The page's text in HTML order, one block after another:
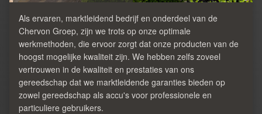
Als ervaren, marktleidend bedrijf en onderdeel van de
Chervon Groep, zijn we trots op onze optimale
werkmethoden, die ervoor zorgt dat onze producten van de
hoogst mogelijke kwaliteit zijn. We hebben zelfs zoveel
vertrouwen in de kwaliteit en prestaties van ons
gereedschap dat we marktleidende garanties bieden op
zowel gereedschap als accu's voor professionele en
particuliere gebruikers.